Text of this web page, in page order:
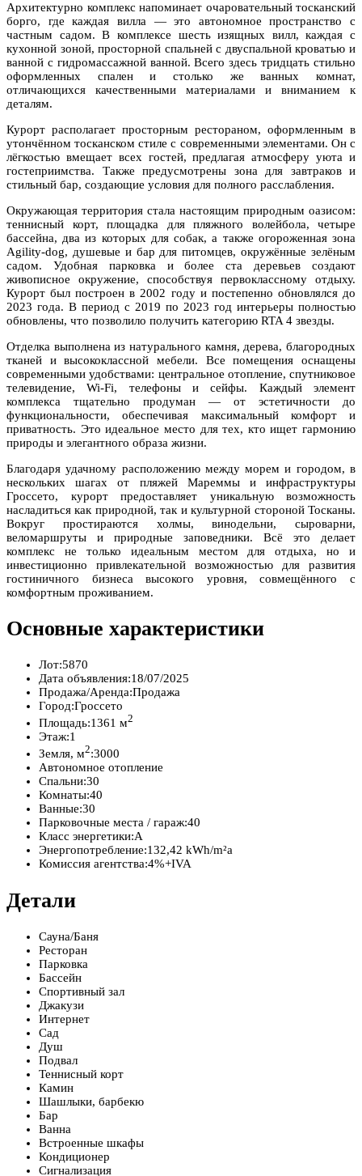
Архитектурно комплекс напоминает очаровательный тосканский
борго, где каждая вилла — это автономное пространство с
частным садом. В комплексе шесть изящных вилл, каждая с
кухонной зоной, просторной спальней с двуспальной кроватью и
ванной с гидромассажной ванной. Всего здесь тридцать стильно
оформленных спален и столько же ванных комнат,
отличающихся качественными материалами и вниманием к
деталям.
Курорт располагает просторным рестораном, оформленным в
утончённом тосканском стиле с современными элементами. Он с
лёгкостью вмещает всех гостей, предлагая атмосферу уюта и
гостеприимства. Также предусмотрены зона для завтраков и
стильный бар, создающие условия для полного расслабления.
Окружающая территория стала настоящим природным оазисом:
теннисный корт, площадка для пляжного волейбола, четыре
бассейна, два из которых для собак, а также огороженная зона
Agility-dog, душевые и бар для питомцев, окружённые зелёным
садом. Удобная парковка и более ста деревьев создают
живописное окружение, способствуя первоклассному отдыху.
Курорт был построен в 2002 году и постепенно обновлялся до
2023 года. В период с 2019 по 2023 год интерьеры полностью
обновлены, что позволило получить категорию RTA 4 звезды.
Отделка выполнена из натурального камня, дерева, благородных
тканей и высококлассной мебели. Все помещения оснащены
современными удобствами: центральное отопление, спутниковое
телевидение, Wi-Fi, телефоны и сейфы. Каждый элемент
комплекса тщательно продуман — от эстетичности до
функциональности, обеспечивая максимальный комфорт и
приватность. Это идеальное место для тех, кто ищет гармонию
природы и элегантного образа жизни.
Благодаря удачному расположению между морем и городом, в
нескольких шагах от пляжей Мареммы и инфраструктуры
Гроссето, курорт предоставляет уникальную возможность
насладиться как природной, так и культурной стороной Тосканы.
Вокруг простираются холмы, винодельни, сыроварни,
веломаршруты и природные заповедники. Всё это делает
комплекс не только идеальным местом для отдыха, но и
инвестиционно привлекательной возможностью для развития
гостиничного бизнеса высокого уровня, совмещённого с
комфортным проживанием.
Основные характеристики
Лот:5870
Дата объявления:18/07/2025
Продажа/Аренда:Продажа
Город:Гроссето
Площадь:1361 м2
Этаж:1
Земля, м2:3000
Автономное отопление
Спальни:30
Комнаты:40
Ванные:30
Парковочные места / гараж:40
Класс энергетики:A
Энергопотребление:132,42 kWh/m²a
Комиссия агентства:4%+IVA
Детали
Сауна/Баня
Ресторан
Парковка
Бассейн
Спортивный зал
Джакузи
Интернет
Сад
Душ
Подвал
Теннисный корт
Камин
Шашлыки, барбекю
Бар
Ванна
Встроенные шкафы
Кондиционер
Сигнализация